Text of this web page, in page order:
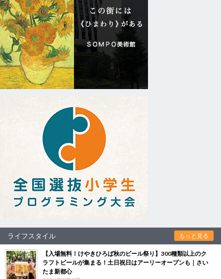
ライフスタイル もっと見る
【入場無料！けやきひろば秋のビール祭り】300種類以上のク
ラフトビールが集まる！土日祝日はアーリーオープンも｜さい
たま新都心